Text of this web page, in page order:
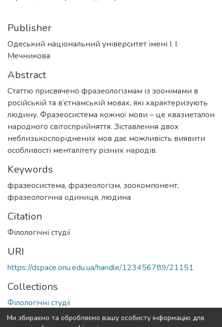
Publisher
Одеський національний університет імені І. І.
Мечникова
Abstract
Статтю присвячено фразеологізмам із зоонімами в
російській та в’єтнамській мовах, які характеризують
людину. Фразеосистема кожної мови – це квазиеталон
народного світосприйняття. Зіставлення двох
неблизькоспоріднених мов дає можливість виявити
особливості менталітету різних народів.
Keywords
фразеосистема, фразеологізм, зоокомпонент,
фразеологічна одиниця, людина
Citation
Філологічні студії
URI
https://dspace.onu.edu.ua/handle/123456789/21151
Collections
Філологічні студії
Ми збираємо та обробляємо вашу особисту інформацію для